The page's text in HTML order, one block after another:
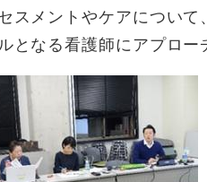
スメントやケアについ
となる看護師にアプロ